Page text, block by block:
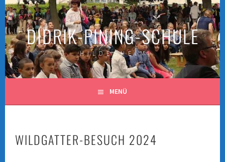
Springe
zum
Inhalt DIDRIK-PINING-SCHULE
H I L D E S H E I M
MENÜ
WILDGATTER-BESUCH 2024